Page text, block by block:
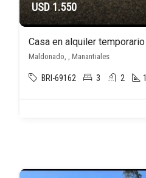
USD 1.550
Maldonado, , Manantiales
BRI-69162 3 2